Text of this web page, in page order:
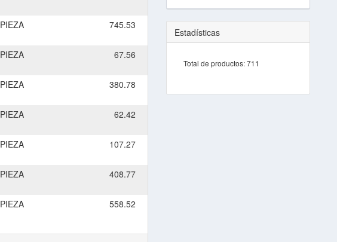
PIEZA 745.53
PIEZA 67.56
PIEZA 380.78
PIEZA 62.42
PIEZA 107.27
PIEZA 408.77
PIEZA 558.52
Estadísticas
Total de productos:711